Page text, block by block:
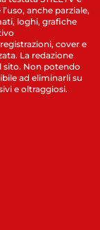
anche parziale,
loghi, grafiche
cover e
La redazione
sito. Non potendo
ad eliminarli su
e oltraggiosi.